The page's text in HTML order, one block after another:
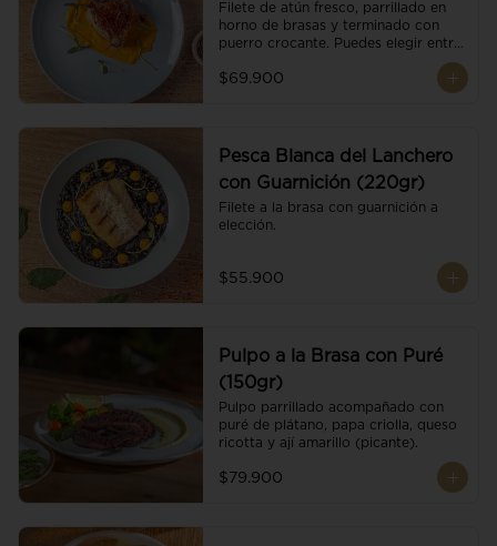
Filete de atún fresco, parrillado en
horno de brasas y terminado con
puerro crocante. Puedes elegir entre
$69.900
Pesca Blanca del Lanchero
con Guarnición (220gr)
Filete a la brasa con guarnición a
elección.
$55.900
Pulpo a la Brasa con Puré
(150gr)
Pulpo parrillado acompañado con
puré de plátano, papa criolla, queso
ricotta y ají amarillo (picante).
$79.900